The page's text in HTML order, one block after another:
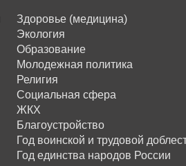
Здоровье (медицина)
Экология
Образование
Молодежная политика
Религия
Социальная сфера
ЖКХ
Благоустройство
Год воинской и трудовой
Год единства народов России